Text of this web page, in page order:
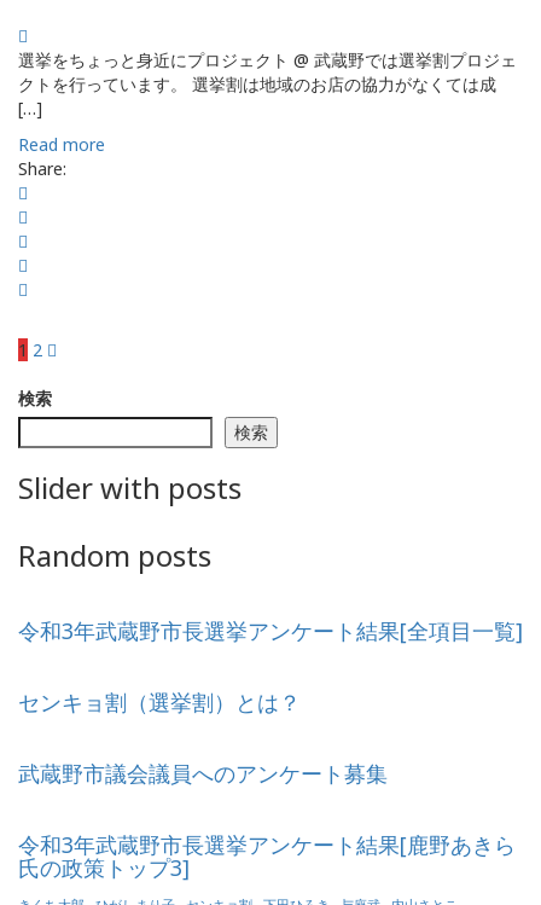
選挙をちょっと身近にプロジェクト @ 武蔵野では選挙割プロジェ
クトを行っています。 選挙割は地域のお店の協力がなくては成
[…]
Read more
Share:
投
稿
の
ペ
ジ
り
1 2
検索
検索
Slider with posts
Random posts
令和3年武蔵野市長選挙アンケート結果[全項目一覧]
センキョ割（選挙割）とは？
武蔵野市議会議員へのアンケート募集
令和3年武蔵野市長選挙アンケート結果[鹿野あきら
氏の政策トップ3]